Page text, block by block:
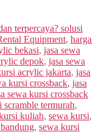
terpercaya? solusi
Equipment, harga
bekasi, jasa sewa
depok, jasa sewa
acrylic jakarta, jasa
kursi crossback, jasa
sewa kursi crossback
scramble termurah,
kuliah, sewa kursi,
, sewa kursi